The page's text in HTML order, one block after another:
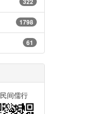
1798
61
民间儒行